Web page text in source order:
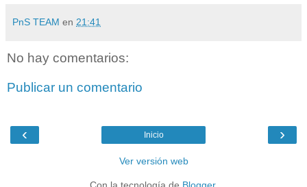
PnS TEAM en 21:41
No hay comentarios:
Publicar un comentario
‹ ›
Inicio
Ver versión web
Con la tecnología de Blogger.